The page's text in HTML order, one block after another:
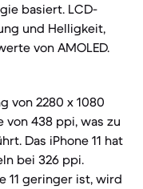
basiert. LCD-
und Helligkeit,
von AMOLED.
von 2280 x 1080
von 438 ppi, was zu
Das iPhone 11 hat
bei 326 ppi.
11 geringer ist, wird